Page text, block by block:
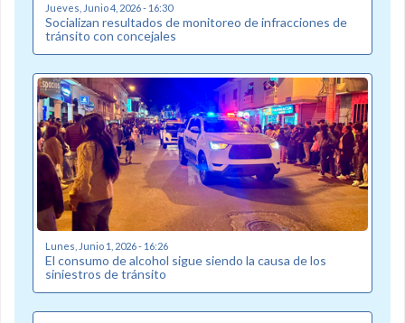
Jueves, Junio 4, 2026 - 16:30
Socializan resultados de monitoreo de infracciones de
tránsito con concejales
Lunes, Junio 1, 2026 - 16:26
El consumo de alcohol sigue siendo la causa de los
siniestros de tránsito